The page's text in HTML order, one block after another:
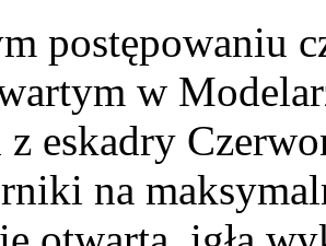
postępowaniu
w
eskadry
na